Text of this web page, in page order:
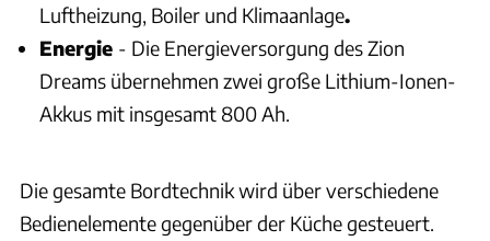
Luftheizung, Boiler und Klimaanlage.
Energie - Die Energieversorgung des Zion
Dreams übernehmen zwei große Lithium-Ionen-
Akkus mit insgesamt 800 Ah.
Die gesamte Bordtechnik wird über verschiedene
Bedienelemente gegenüber der Küche gesteuert.